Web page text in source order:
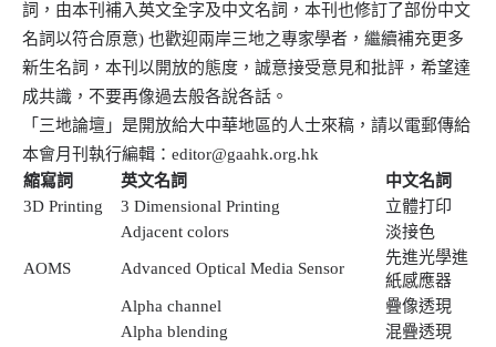
詞，由本刊補入英文全字及中文名詞，本刊也修訂了部份中文
名詞以符合原意) 也歡迎兩岸三地之專家學者，繼續補充更多
新生名詞，本刊以開放的態度，誠意接受意見和批評，希望達
成共識，不要再像過去般各說各話。
「三地論壇」是開放給大中華地區的人士來稿，請以電郵傳給
本會月刊執行編輯：editor@gaahk.org.hk
縮寫詞
英文名詞
中文名詞
3D Printing
3 Dimensional Printing
立體打印
Adjacent colors
淡接色
AOMS Advanced Optical Media Sensor
先進光學進
紙感應器
Alpha channel
疊像透現
Alpha blending
混疊透現